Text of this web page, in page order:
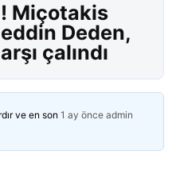
Miçotakis
Deden,
çalındı
ve en son 1 ay önce admin